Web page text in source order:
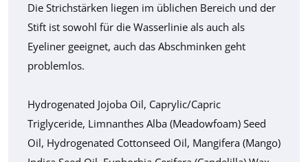
Die Strichstärken liegen im üblichen Bereich und der
Stift ist sowohl für die Wasserlinie als auch als
Eyeliner geeignet, auch das Abschminken geht
problemlos.
Hydrogenated Jojoba Oil, Caprylic/Capric
Triglyceride, Limnanthes Alba (Meadowfoam) Seed
Oil, Hydrogenated Cottonseed Oil, Mangifera (Mango)